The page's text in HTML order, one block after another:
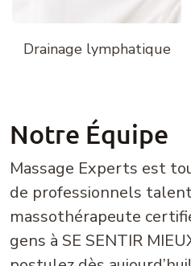
Drainage lymphatique
Notre Équipe
Massage Experts est
de professionnels
massothérapeute
gens à SE SENTIR